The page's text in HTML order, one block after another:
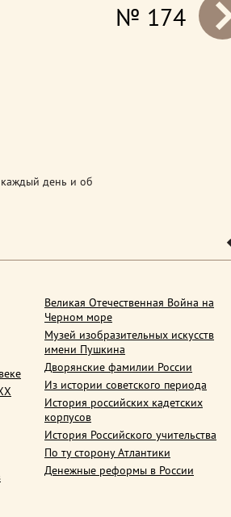
prev
№ 174
каждый день и об
Великая Отечественная Война на
Черном море
Музей изобразительных искусств
имени Пушкина
Дворянские фамилии России
Из истории советского периода
История российских кадетских
корпусов
История Российского учительства
По ту сторону Атлантики
Денежные реформы в России